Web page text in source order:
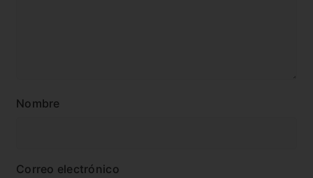
Nombre
Correo electrónico